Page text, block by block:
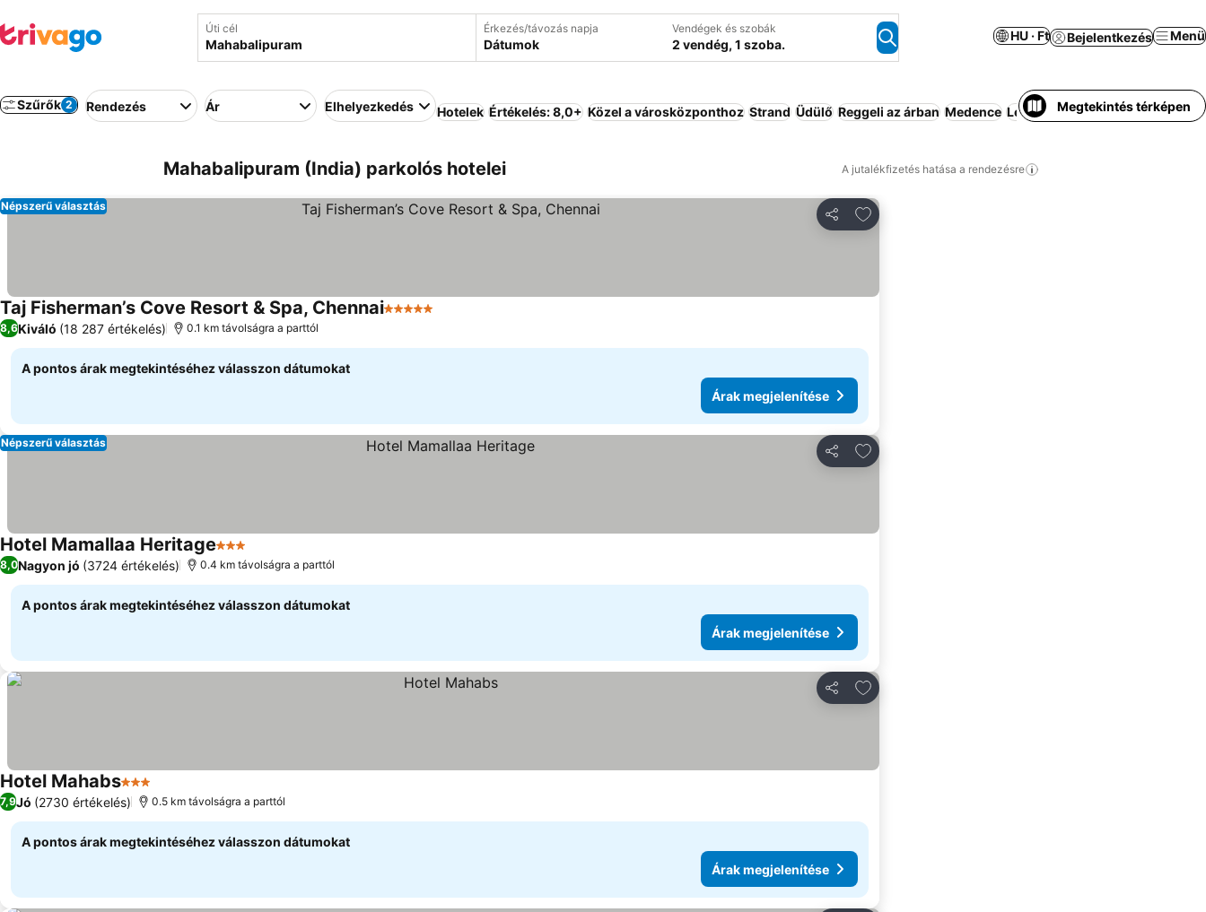
Úti cél Érkezés/távozás napja
Dátumok
Vendégek és szobák
2 vendég, 1 szoba.
HU · Ft Bejelentkezés Menü
Szűrők 2 Rendezés Ár Elhelyezkedés Hotelek Értékelés: 8,0+ Közel a városközponthoz Strand Üdülő Reggeli az árban Medence Légkondicionáló Wifi
Megtekintés térképen
Mahabalipuram (India) parkolós hotelei A jutalékfizetés hatása a rendezésre
Megosztás
Hozzáadás a kedvencekhez
Népszerű választás
Taj Fisherman’s Cove Resort & Spa, Chennai5 Kategória
8,6Kiváló (18 287 értékelés) 0.1 km távolságra a parttól
A pontos árak megtekintéséhez válasszon dátumokat
Árak megjelenítése
Megosztás
Hozzáadás a kedvencekhez
Népszerű választás
Hotel Mamallaa Heritage3 Kategória
8,0Nagyon jó (3724 értékelés) 0.4 km távolságra a parttól
A pontos árak megtekintéséhez válasszon dátumokat
Árak megjelenítése
Megosztás
Hozzáadás a kedvencekhez
Hotel Mahabs3 Kategória
7,9Jó (2730 értékelés) 0.5 km távolságra a parttól
A pontos árak megtekintéséhez válasszon dátumokat
Árak megjelenítése